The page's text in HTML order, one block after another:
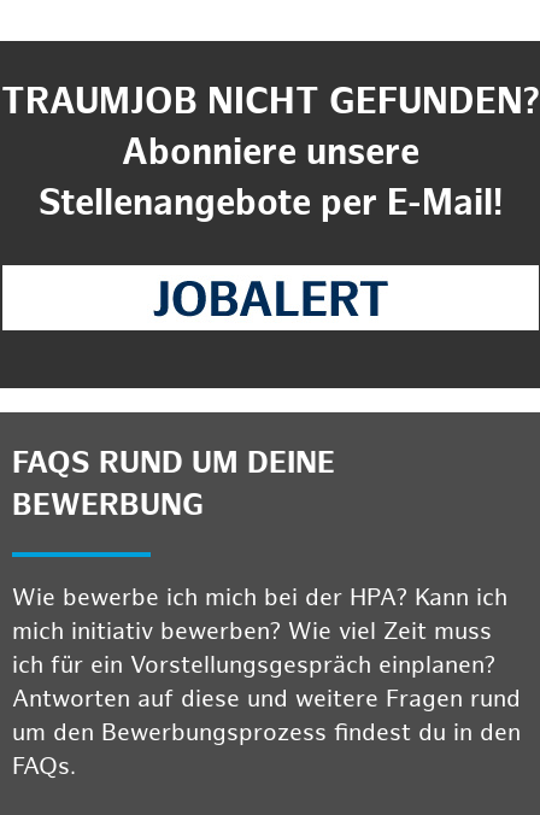
TRAUMJOB NICHT GEFUNDEN?
Abonniere unsere
Stellenangebote per E-Mail!
FAQS RUND UM DEINE
BEWERBUNG
Wie bewerbe ich mich bei der HPA? Kann ich
mich initiativ bewerben? Wie viel Zeit muss
ich für ein Vorstellungsgespräch einplanen?
Antworten auf diese und weitere Fragen rund
um den Bewerbungsprozess findest du in den
FAQs.